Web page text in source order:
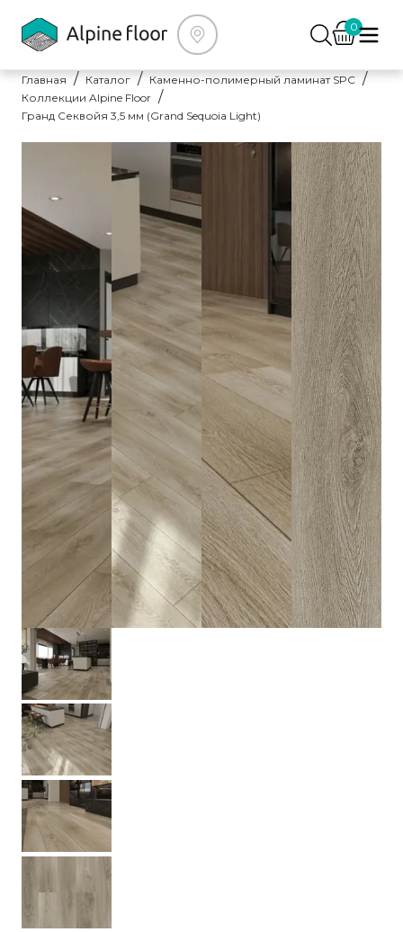
0
Главная Каталог
Каменно-полимерный ламинат SPC
Коллекции Alpine Floor
Гранд Секвойя 3,5 мм (Grand Sequoia Light)